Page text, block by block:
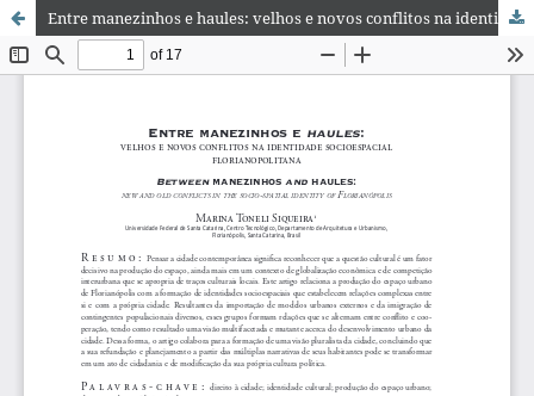
Entre manezinhos e haules: velhos e novos conflitos na identidade socioespacial florianopolitana | Between manezinhos and haules: new and old conflicts in the socio-spatial identity of Florianópolis